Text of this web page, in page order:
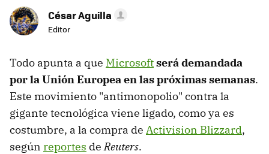
César Aguilla
Editor
Todo apunta a que Microsoftserá demandada
por la Unión Europea en las próximas semanas.
Este movimiento "antimonopolio" contra la
gigante tecnológica viene ligado, como ya es
costumbre, a la compra de Activision Blizzard,
según reportes deReuters.